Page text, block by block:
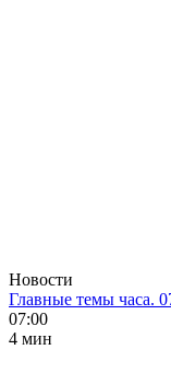
Новости
Главные темы часа.
07:00
4 мин